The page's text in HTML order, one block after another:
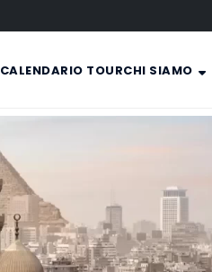
CALENDARIO TOURCHI SIAMO